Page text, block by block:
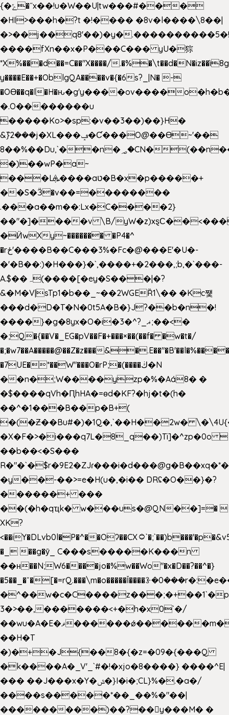
{�ݻ�˝x��!u�W��U|tw���#���
�HI>���h�?t �!���� �8v�l����\8��|
�>��j��q8'��)�y�.����������5�!
����fXn��x�P���C��� yU�猔
*X%���d��=C��"X����/
y����E��+�OblgQA����v�{�6s?_|N� -
�OƟ��q�l�H�ԋ�g'y����ov����
�.O��������u
�����Ko>�sp:�v��3��)��}H�
&݉}2���j�XL���ݡ�Ƈ���O@��Ɵ~'��
8��%��Du,`��n�؃�CN�(��n��ւ���B�9��
�)��wP�a~
���Lܞ����aט�B�x�p�����+
��S�Ӟ�v��=��������
.���a��m��:Lx�C����2}
��"�]����v \B/
�ӤwXy~������� �P4�^
�rځ'����B��C���3%�Fc�@���E'�U�-
�'�B��:)�H���}�`,����+�2���,;b,�`���-
A.$��ہ(����[�ey�S���|�?
&�M�V|sTp1�b��_~��2WGEȐ1\�� �Kc쩇
���d�D�T�N�0t5A�B�}J?��b�n�!
����}�g�8yx�O�i�3�^?_ޣ;��<�
�;Q�{��V�_EG�pV��F�+���×��(��f� �w�t�/
�;�w7��A�����@��Z�z���
�7UE�*��W"���O�rP;�(����ڬ�N
��n�;W����yzp�%�Aá8� �
�$����qVh�ԤhHA�=ɵd�KF?�hj�t�(h�
��^�1���B��p�B+(
�(�Ƶ��Bu#�)�1Q�,`��H��2w�
�X�F�>�i���q7L�8_q��)Ti]�^zp�0o 
��b��<�S���
�y��-��>=e�H(u�,�i�� DRʢ�O��}�?
������+ ���
��(�h�qҵk� w���us�@QN��]=� 
XK?
<��iY�DLvb0l�P�^��Oʔ��CX۝`�;`��)b���'�p�&v5(�
�_ ��g�ӯ_ C���s�����K���n
��н��N;W6����jo�%w��Wo"�x�D��?��^�}
�5��
3�>��,�������<+�h�x0`�/
��wu�A�E�ޥ������ǿ������m��d�C��9��e�D��1�2�/
��H�T
�)�+�J{��8�{�z=�09�{���Q
�k����A�_V'_`#�!�xjo�8����} ����^E|
��� ��J���x�Y�ݜ�}I�i�;CL}%�.�a�/
����s�����*��_��%�"��|
���������)��?��򥞾y���M� �